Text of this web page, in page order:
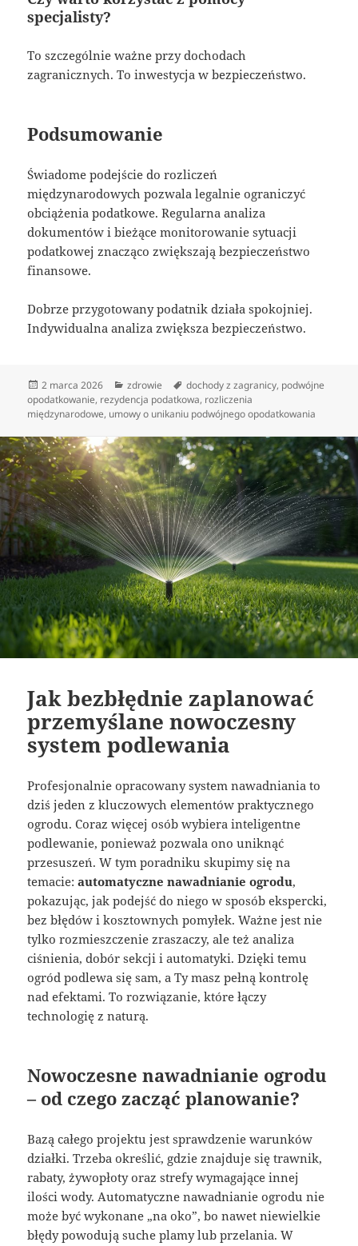
specjalisty?
To szczególnie ważne przy dochodach
zagranicznych. To inwestycja w bezpieczeństwo.
Podsumowanie
Świadome podejście do rozliczeń
międzynarodowych pozwala legalnie ograniczyć
obciążenia podatkowe. Regularna analiza
dokumentów i bieżące monitorowanie sytuacji
podatkowej znacząco zwiększają bezpieczeństwo
finansowe.
Dobrze przygotowany podatnik działa spokojniej.
Indywidualna analiza zwiększa bezpieczeństwo.
Data
publikacji
2 marca 2026 Kategorie
zdrowie Tagi
dochody z zagranicy, podwójne
opodatkowanie, rezydencja podatkowa, rozliczenia
międzynarodowe, umowy o unikaniu podwójnego opodatkowania
Jak bezbłędnie zaplanować
przemyślane nowoczesny
system podlewania
Profesjonalnie opracowany system nawadniania to
dziś jeden z kluczowych elementów praktycznego
ogrodu. Coraz więcej osób wybiera inteligentne
podlewanie, ponieważ pozwala ono uniknąć
przesuszeń. W tym poradniku skupimy się na
temacie:automatyczne nawadnianie ogrodu,
pokazując, jak podejść do niego w sposób ekspercki,
bez błędów i kosztownych pomyłek. Ważne jest nie
tylko rozmieszczenie zraszaczy, ale też analiza
ciśnienia, dobór sekcji i automatyki. Dzięki temu
ogród podlewa się sam, a Ty masz pełną kontrolę
nad efektami. To rozwiązanie, które łączy
technologię z naturą.
Nowoczesne nawadnianie ogrodu
– od czego zacząć planowanie?
Bazą całego projektu jest sprawdzenie warunków
działki. Trzeba określić, gdzie znajduje się trawnik,
rabaty, żywopłoty oraz strefy wymagające innej
ilości wody. Automatyczne nawadnianie ogrodu nie
może być wykonane „na oko”, bo nawet niewielkie
błędy powodują suche plamy lub przelania. W